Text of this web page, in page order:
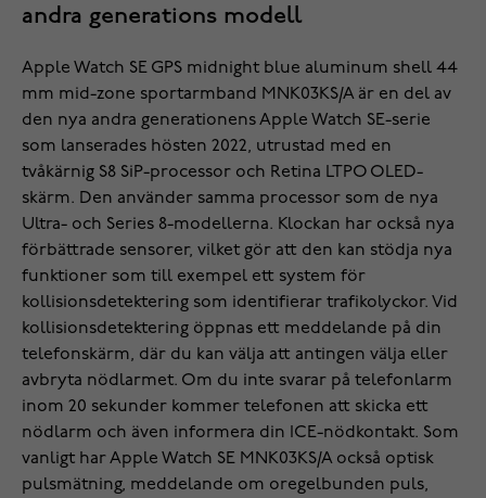
andra generations modell
Apple Watch SE GPS midnight blue aluminum shell 44
mm mid-zone sportarmband MNK03KS/A är en del av
den nya andra generationens Apple Watch SE-serie
som lanserades hösten 2022, utrustad med en
tvåkärnig S8 SiP-processor och Retina LTPO OLED-
skärm. Den använder samma processor som de nya
Ultra- och Series 8-modellerna. Klockan har också nya
förbättrade sensorer, vilket gör att den kan stödja nya
funktioner som till exempel ett system för
kollisionsdetektering som identifierar trafikolyckor. Vid
kollisionsdetektering öppnas ett meddelande på din
telefonskärm, där du kan välja att antingen välja eller
avbryta nödlarmet. Om du inte svarar på telefonlarm
inom 20 sekunder kommer telefonen att skicka ett
nödlarm och även informera din ICE-nödkontakt. Som
vanligt har Apple Watch SE MNK03KS/A också optisk
pulsmätning, meddelande om oregelbunden puls,